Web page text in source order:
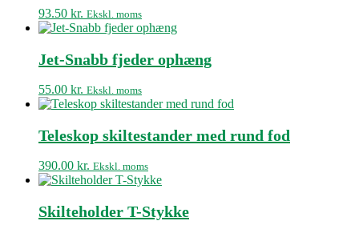
93.50 kr. Ekskl. moms
Jet-Snabb fjeder ophæng
55.00 kr. Ekskl. moms
Teleskop skiltestander med rund fod
390.00 kr. Ekskl. moms
Skilteholder T-Stykke